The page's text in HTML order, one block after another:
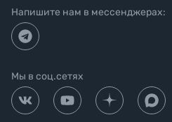
Напишите нам в мессенджерах:
Мы в соц.сетях